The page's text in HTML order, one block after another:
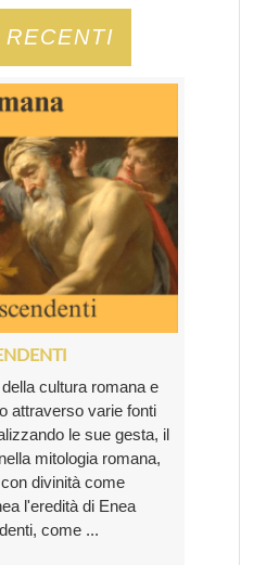
cultura romana e
attraverso varie fonti
le sue gesta, il
mitologia romana,
divinità come
l'eredità di Enea
come ...